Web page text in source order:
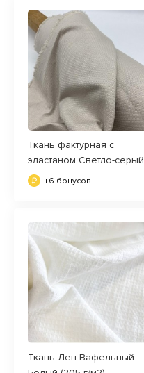
Ткань фактурная с
эластаном Светло-серый
+6 бонусов
Ткань Лен Вафельный